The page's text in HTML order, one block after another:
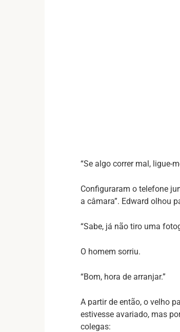
“Se algo correr mal, ligue-
Configuraram o telefone
a câmara”. Edward olhou
“Sabe, já não tiro uma
O homem sorriu.
“Bom, hora de arranjar.”
A partir de então, o velho
estivesse avariado, mas
colegas: